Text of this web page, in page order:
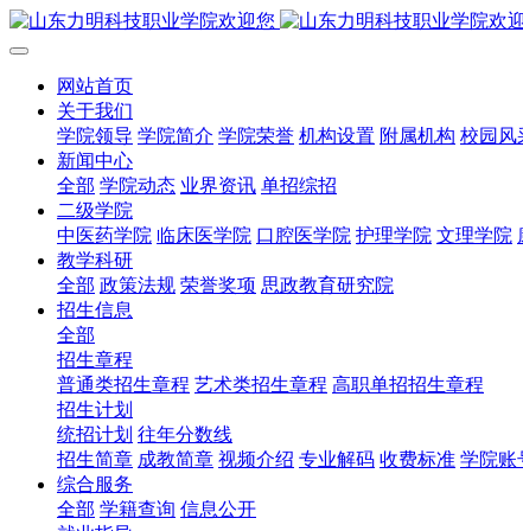
网站首页
关于我们
学院领导 学院简介 学院荣誉 机构设置 附属机构 校园风
新闻中心
全部 学院动态 业界资讯 单招综招
二级学院
中医药学院 临床医学院 口腔医学院 护理学院 文理学院
教学科研
全部 政策法规 荣誉奖项 思政教育研究院
招生信息
全部
招生章程
普通类招生章程 艺术类招生章程 高职单招招生章程
招生计划
统招计划 往年分数线
招生简章 成教简章 视频介绍 专业解码 收费标准 学院账
综合服务
全部 学籍查询 信息公开